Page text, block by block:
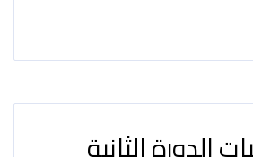
الدورة الثانية